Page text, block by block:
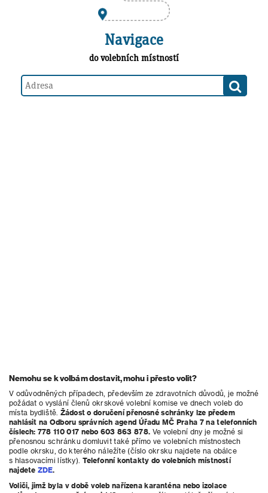
Nemohu se k volbám dostavit, mohu i přesto volit?
V odůvodněných případech, především ze zdravotních důvodů, je možné
požádat o vyslání členů okrskové volební komise ve dnech voleb do
místa bydliště. Žádost o doručení přenosné schránky lze předem
nahlásit na Odboru správních agend Úřadu MČ Praha 7 na telefonních
číslech: 778 110 017 nebo 603 863 878. Ve volební dny je možné si
přenosnou schránku domluvit také přímo ve volebních místnostech
podle okrsku, do kterého náležíte (číslo okrsku najdete na obálce
s hlasovacími lístky). Telefonní kontakty do volebních místností
najdete ZDE.
Voliči, jimž byla v době voleb nařízena karanténa nebo izolace